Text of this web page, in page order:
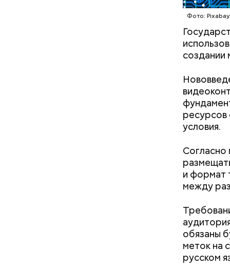
Фото: Pixabay
создании
ресурсов
условия.
Согласно
и формат
между
обязаны
меток на
русском
философ
похожа
праздник
День
брынза;